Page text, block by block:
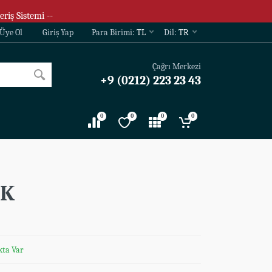
Sistemi --
Üye Ol Giriş Yap Para Birimi: TL Dil: TR
Çağrı Merkezi
+9 (0212) 223 23 43
0 0 0 0
Var